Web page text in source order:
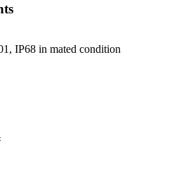
IP68 in mated condition